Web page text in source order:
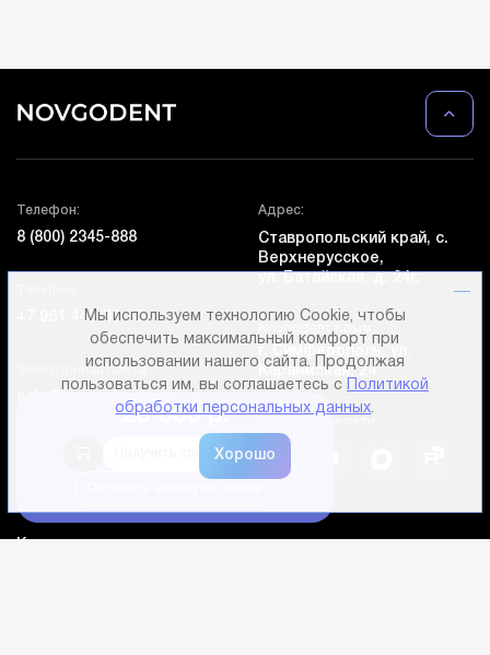
20 000 р.
Получить консультацию
Телефон:
8 (800) 2345-888
+7 961 446-83-80
Электронная почта:
sale@novgodent.pro
Адрес:
Ставропольский край, с.
Верхнерусское,
г. Симферополь, ул.
Караимская, 24
Мы используем технологию Cookie, чтобы
обеспечить максимальный комфорт при
использовании нашего сайта. Продолжая
пользоваться им, вы соглашаетесь с
Политикой
обработки персональных данных.